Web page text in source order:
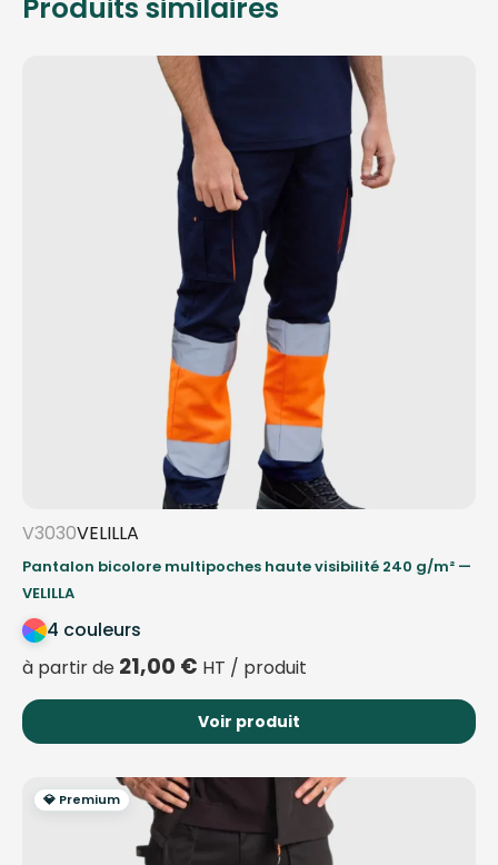
Produits similaires
V3030VELILLA
Pantalon bicolore multipoches haute visibilité 240 g/m² —
VELILLA
4 couleurs
à partir de 21,00 € HT / produit
Voir produit
💎 Premium